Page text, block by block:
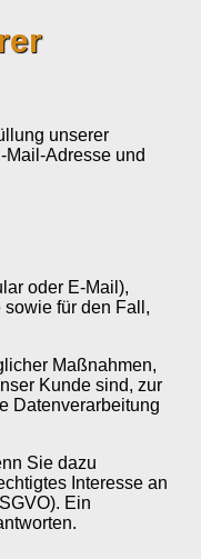
unserer
Adresse und
oder E-Mail),
für den Fall,
Maßnahmen,
Kunde sind, zur
Datenverarbeitung
Sie dazu
Interesse an
Ein